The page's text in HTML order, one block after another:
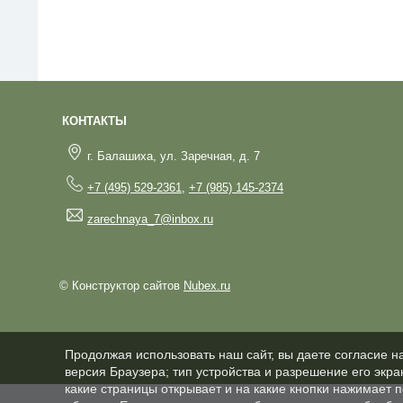
КОНТАКТЫ
г. Балашиха, ул. Заречная, д. 7
+7 (495) 529-2361, +7 (985) 145-2374
zarechnaya_7@inbox.ru
© Конструктор сайтов Nubex.ru
Продолжая использовать наш сайт, вы даете согласие
версия Браузера; тип устройства и разрешение его
какие страницы открывает и на какие кнопки нажимает